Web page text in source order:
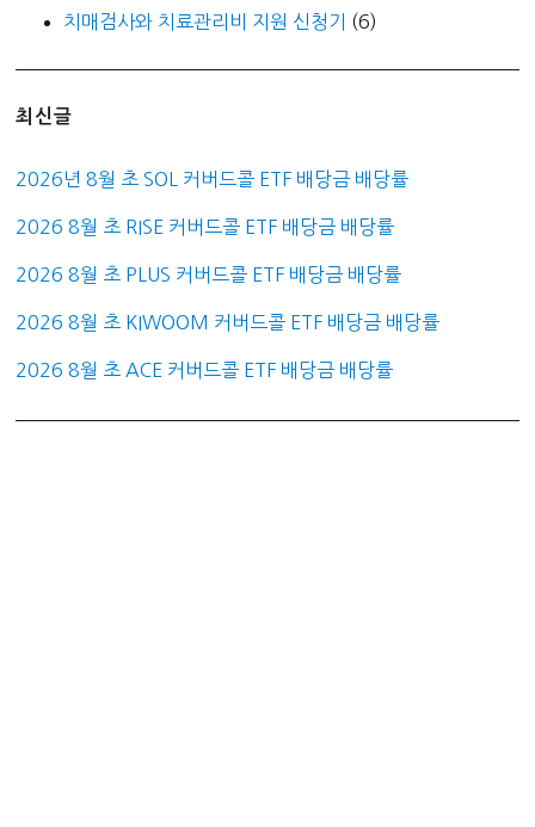
치매검사와 치료관리비 지원 신청기
(6)
최신글
2026년 8월 초 SOL 커버드콜 ETF 배당금 배당률
2026 8월 초 RISE 커버드콜 ETF 배당금 배당률
2026 8월 초 PLUS 커버드콜 ETF 배당금 배당률
2026 8월 초 KIWOOM 커버드콜 ETF 배당금 배당률
2026 8월 초 ACE 커버드콜 ETF 배당금 배당률